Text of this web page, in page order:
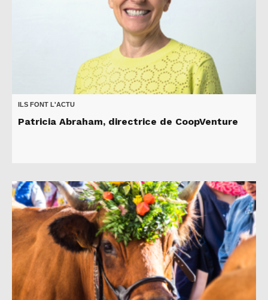
ILS FONT L'ACTU
Patricia Abraham, directrice de CoopVenture